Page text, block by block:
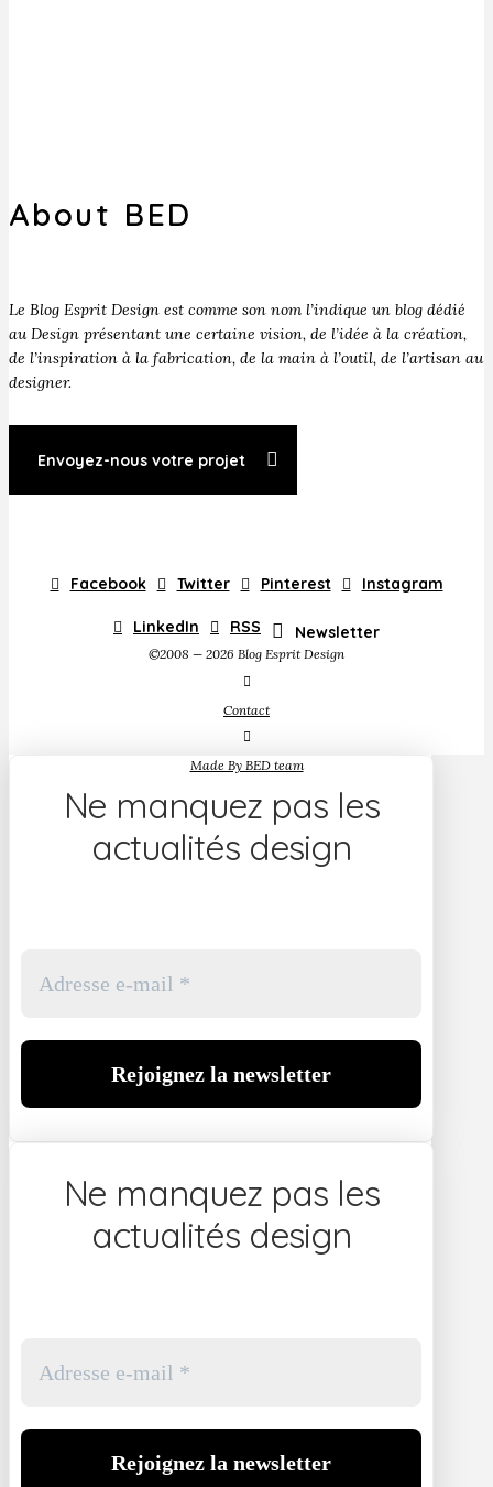
About BED
Le Blog Esprit Design est comme son nom l’indique un blog dédié
au Design présentant une certaine vision, de l’idée à la création,
de l’inspiration à la fabrication, de la main à l’outil, de l’artisan au
designer.
Envoyez-nous votre projet
Facebook Twitter Pinterest Instagram
LinkedIn RSS Newsletter
©2008 — 2026 Blog Esprit Design
Contact
Made By BED team
Ne manquez pas les
actualités design
Ne manquez pas les
actualités design